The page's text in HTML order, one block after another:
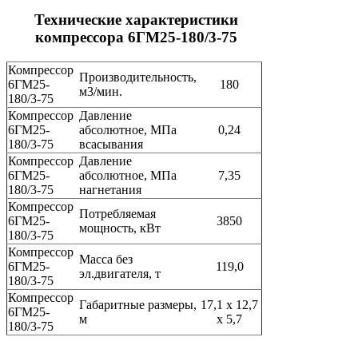
Технические характеристики
компрессора 6ГМ25-180/3-75
Компрессор
6ГМ25-
180/3-75
Производительность,
м3/мин.
180
Компрессор
6ГМ25-
180/3-75
Давление
абсолютное, МПа
всасывания
0,24
Компрессор
6ГМ25-
180/3-75
Давление
абсолютное, МПа
нагнетания
7,35
Компрессор
6ГМ25-
180/3-75
Потребляемая
мощность, кВт
3850
Компрессор
6ГМ25-
180/3-75
Масса без
эл.двигателя, т
119,0
Компрессор
6ГМ25-
180/3-75
Габаритные размеры,
м
17,1 х 12,7
х 5,7